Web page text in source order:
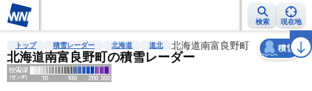
検索 現在地
雨雲レーダー 台風情報 地震情報 警報・注意報 2週間天気 ラ
トップ 積雪レーダー 北海道 道北 北海道南富良野町
北海道南富良野町の積雪レーダー
積雪
天気 台風